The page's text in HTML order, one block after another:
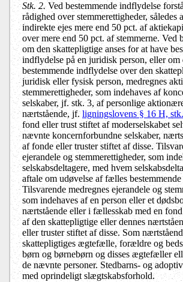
Stk. 2.Ved bestemmende indflydelse
rådighed over stemmerettigheder, således
indirekte ejes mere end 50 pct. af
over mere end 50 pct. af stemmerne. Ved
om den skattepligtige anses for at have
indflydelse på en juridisk person, eller om
bestemmende indflydelse over den
juridisk eller fysisk person, medregnes
stemmerettigheder, som indehaves af
selskaber, jf. stk. 3, af personlige
nærtstående, jf.ligningslovens § 16 H,
fond eller trust stiftet af moderselskabet
nævnte koncernforbundne selskaber,
af fonde eller truster stiftet af disse.
ejerandele og stemmerettigheder, som
selskabsdeltagere, med hvem
aftale om udøvelse af fælles
Tilsvarende medregnes ejerandele og
som indehaves af en person eller et
nærtstående eller i fællesskab med en
af den skattepligtige eller dennes
eller truster stiftet af disse. Som
skattepligtiges ægtefælle, forældre og
børn og børnebørn og disses ægtefæller
de nævnte personer. Stedbarns- og
med oprindeligt slægtskabsforhold.